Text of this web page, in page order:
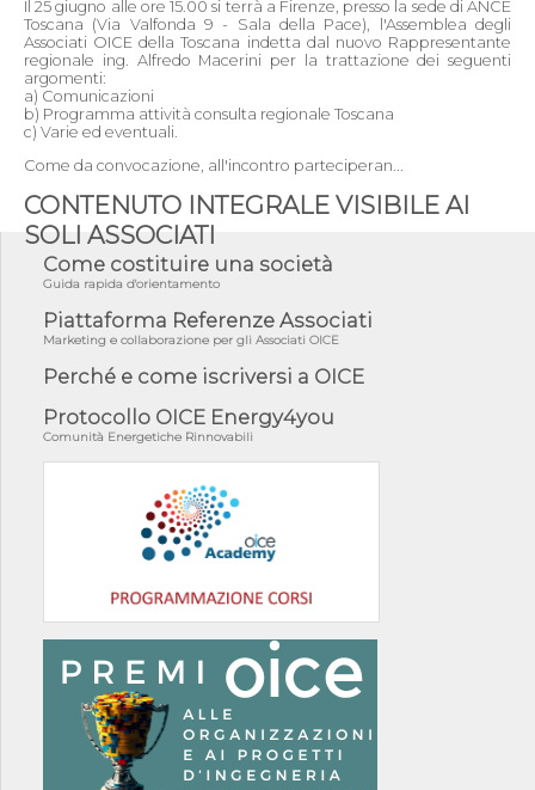
Il 25 giugno alle ore 15.00 si terrà a Firenze, presso la sede di ANCE
Toscana (Via Valfonda 9 - Sala della Pace), l'Assemblea degli
Associati OICE della Toscana indetta dal nuovo Rappresentante
regionale ing. Alfredo Macerini per la trattazione dei seguenti
argomenti:
a) Comunicazioni
b) Programma attività consulta regionale Toscana
c) Varie ed eventuali.
Come da convocazione, all'incontro parteciperan...
CONTENUTO INTEGRALE VISIBILE AI
SOLI ASSOCIATI
Come costituire una società
Guida rapida d'orientamento
Piattaforma Referenze Associati
Marketing e collaborazione per gli Associati OICE
Perché e come iscriversi a OICE
Protocollo OICE Energy4you
Comunità Energetiche Rinnovabili